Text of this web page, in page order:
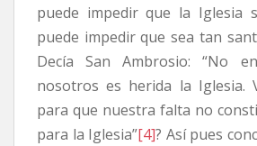
puede impedir que la Iglesia
puede impedir que sea tan
Decía San Ambrosio: “No
nosotros es herida la Iglesia.
para que nuestra falta no
para la Iglesia”[4]? Así pues